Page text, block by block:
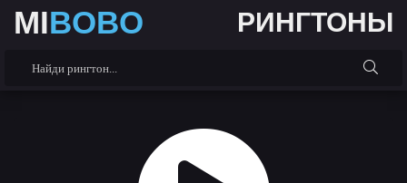
MIBOBO РИНГТОНЫ